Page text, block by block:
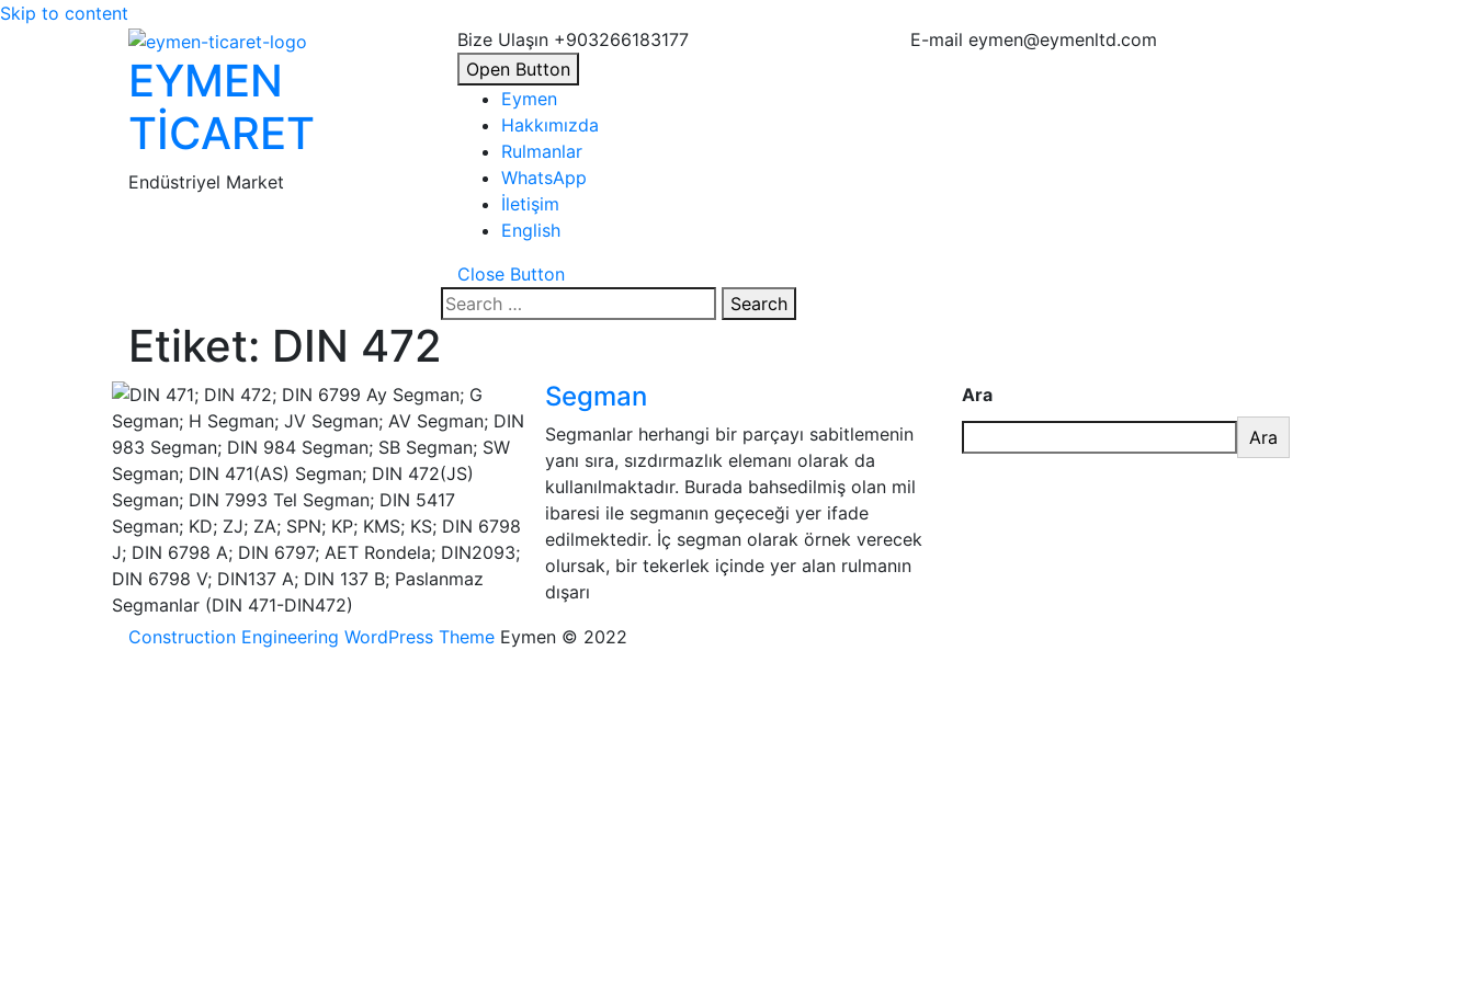
Skip to content
EYMEN
TİCARET
Endüstriyel Market
Bize Ulaşın +903266183177 E-mail eymen@eymenltd.com
Open Button
Eymen
Hakkımızda
Rulmanlar
WhatsApp
İletişim
English
Close Button
Search
Etiket: DIN 472
Segman
Segmanlar herhangi bir parçayı sabitlemenin
yanı sıra, sızdırmazlık elemanı olarak da
kullanılmaktadır. Burada bahsedilmiş olan mil
ibaresi ile segmanın geçeceği yer ifade
edilmektedir. İç segman olarak örnek verecek
olursak, bir tekerlek içinde yer alan rulmanın
dışarı
Ara
Ara
Construction Engineering WordPress Theme Eymen © 2022